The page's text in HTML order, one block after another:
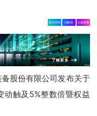
相关舆情 AI解读 生成海报
股份有限公司发布关于
动触及5%整数倍暨权益